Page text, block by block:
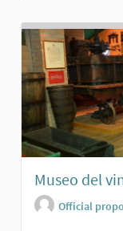
Museo del
Official